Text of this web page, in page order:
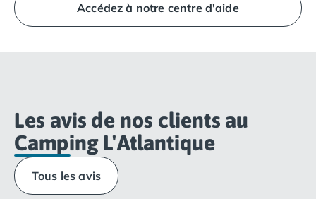
directement à la Réception du camping.
Accédez à notre centre d'aide
Les avis de nos clients au
Camping L'Atlantique
Tous les avis